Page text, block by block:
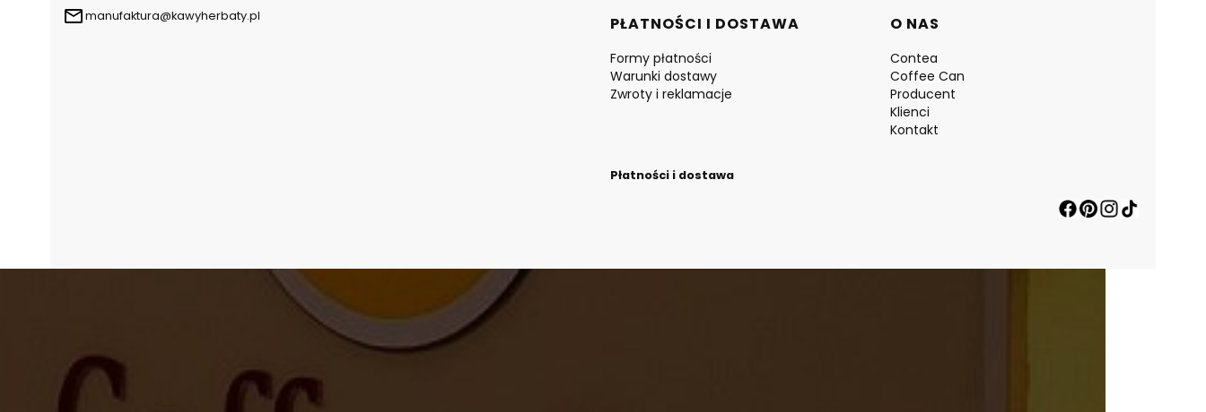
manufaktura@kawyherbaty.pl
PŁATNOŚCI I DOSTAWA
Formy płatności
Warunki dostawy
Zwroty i reklamacje
O NAS
Contea
Coffee Can
Producent
Klienci
Kontakt
Płatności i dostawa